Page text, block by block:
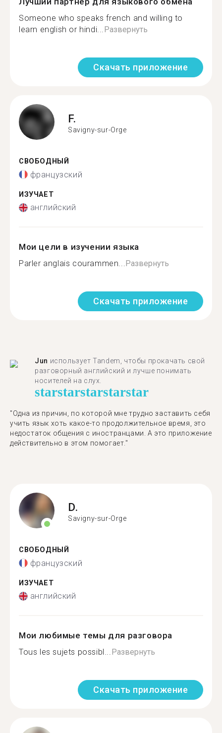
Someone who speaks french and willing to
learn english or hindi...Развернуть
Скачать приложение
F.
Savigny-sur-Orge
СВОБОДНЫЙ
французский
ИЗУЧАЕТ
английский
Мои цели в изучении языка
Parler anglais courammen...Развернуть
Скачать приложение
Jun использует Tandem, чтобы прокачать свой
разговорный английский и лучше понимать
носителей на слух.
starstarstarstarstar
"Одна из причин, по которой мне трудно заставить себя
учить язык хоть какое-то продолжительное время, это
недостаток общения с иностранцами. А это приложение
действительно в этом помогает."
D.
Savigny-sur-Orge
СВОБОДНЫЙ
французский
ИЗУЧАЕТ
английский
Мои любимые темы для разговора
Tous les sujets possibl...Развернуть
Скачать приложение